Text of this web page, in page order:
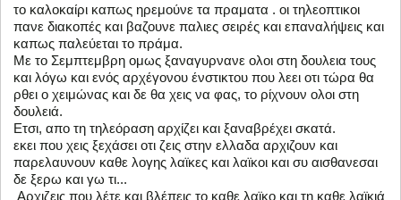
το καλοκαίρι καπως ηρεμούνε τα πραματα . οι τηλεοπτικοι
πανε διακοπές και βαζουνε παλιες σειρές και επαναλήψεις και
καπως παλεύεται το πράμα.
Με το Σεμπτεμβρη ομως ξαναγυρνανε ολοι στη δουλεια τους
και λόγω και ενός αρχέγονου ένστικτου που λεει οτι τώρα θα
ρθει ο χειμώνας και δε θα χεις να φας, το ρίχνουν ολοι στη
δουλειά.
Eτσι, απο τη τηλεόραση αρχίζει και ξαναβρέχει σκατά.
εκει που χεις ξεχάσει οτι ζεις στην ελλαδα αρχιζουν και
παρελαυνουν καθε λογης λαϊκες και λαϊκοι και συ αισθανεσαι
δε ξερω και γω τι...
Αρχιζεις που λέτε και βλέπεις το καθε λαϊκο και τη καθε λαϊκιά